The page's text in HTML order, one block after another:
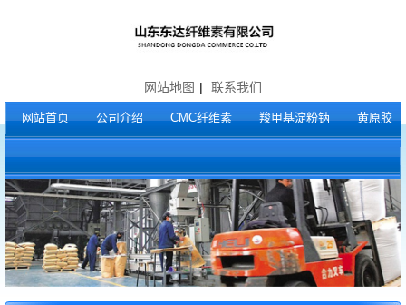
网站地图 | 联系我们
网站首页 公司介绍 CMC纤维素 羧甲基淀粉钠 黄原胶